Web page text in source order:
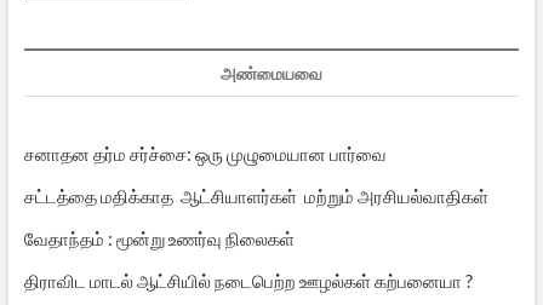
அண்மையவை
சனாதன தர்ம சர்ச்சை: ஒரு முழுமையான பார்வை
சட்டத்தை மதிக்காத ஆட்சியாளர்கள் மற்றும் அரசியல்வாதிகள்
வேதாந்தம் : மூன்று உணர்வு நிலைகள்
திராவிட மாடல் ஆட்சியில் நடைபெற்ற ஊழல்கள் கற்பனையா ?